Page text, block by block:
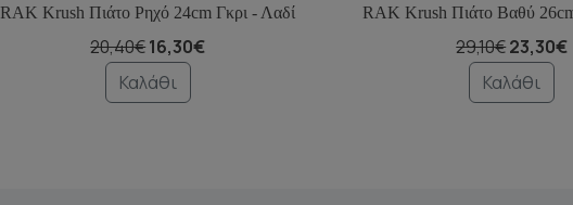
RAK Krush Πιάτο Ρηχό 24cm Γκρι - Λαδί
20,40€16,30€
Καλάθι
RAK Krush Πιάτο Βαθύ
29,10€23,30€
Καλάθι